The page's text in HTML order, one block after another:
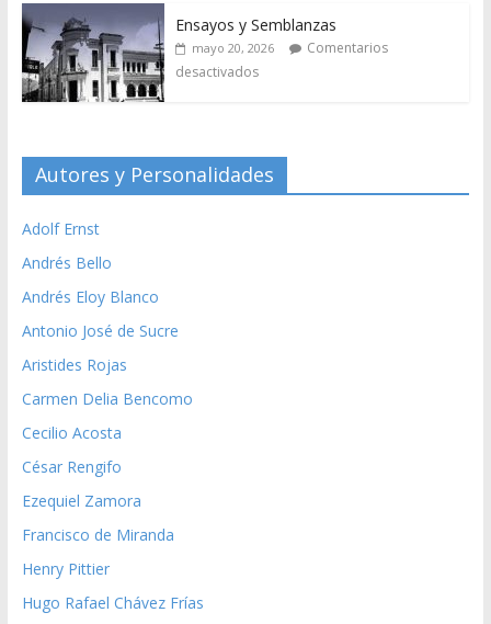
Ensayos y Semblanzas
mayo 20, 2026
Comentarios
desactivados
Autores y Personalidades
Adolf Ernst
Andrés Bello
Andrés Eloy Blanco
Antonio José de Sucre
Aristides Rojas
Carmen Delia Bencomo
Cecilio Acosta
César Rengifo
Ezequiel Zamora
Francisco de Miranda
Henry Pittier
Hugo Rafael Chávez Frías